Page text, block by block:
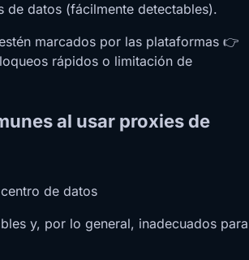
de datos (fácilmente detectables).
marcados por las plataformas 👉
rápidos o limitación de
al usar proxies de
de datos
y, por lo general, inadecuados para